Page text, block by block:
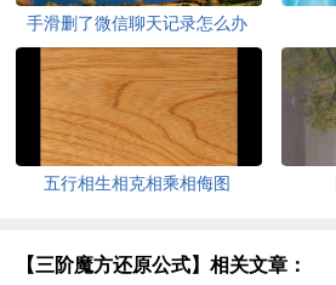
手滑删了微信聊天记录怎么办
五行相生相克相乘相侮图
【三阶魔方还原公式】相关文章：